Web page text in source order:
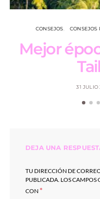
CONSEJOS CONSEJOS
Mejor
31 JULIO
DEJA UNA
TU DIRECCIÓN DE
PUBLICADA. LOS CAMPOS
CON *